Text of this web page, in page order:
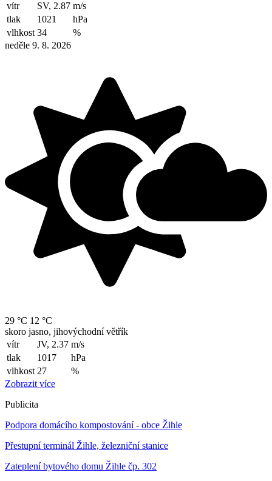
vítr
SV, 2.87 m/s
tlak
1021
hPa
vlhkost 34
%
neděle 9. 8. 2026
29 °C 12 °C
skoro jasno, jihovýchodní větřík
vítr
JV, 2.37 m/s
tlak
1017
hPa
vlhkost 27
%
Zobrazit více
Publicita
Podpora domácího kompostování - obce Žihle
Přestupní terminál Žihle, železniční stanice
Zateplení bytového domu Žihle čp. 302